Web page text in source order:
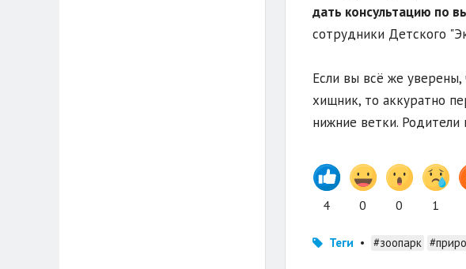
дать консультацию по
сотрудники Детского
Если вы всё же уверены,
хищник, то аккуратно
нижние ветки.
4 0 0 1
Теги • #зоопарк